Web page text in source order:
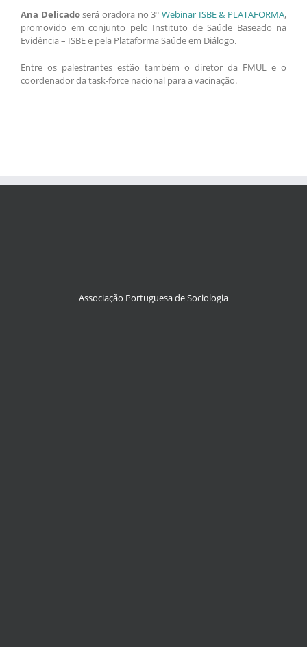
Ana Delicadoserá oradora no 3ºWebinar ISBE & PLATAFORMA,
promovido em conjunto pelo Instituto de Saúde Baseado na
Evidência – ISBE e pela Plataforma Saúde em Diálogo.
Entre os palestrantes estão também o diretor da FMUL e o
coordenador da task-force nacional para a vacinação.
Associação Portuguesa de Sociologia